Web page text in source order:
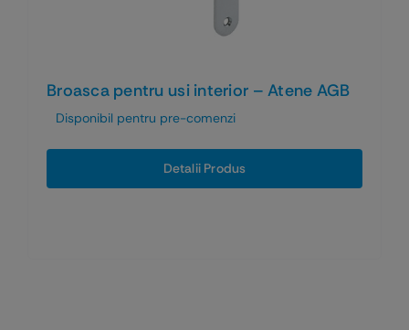
Broasca pentru usi interior – Atene AGB
Disponibil pentru pre-comenzi
Detalii Produs